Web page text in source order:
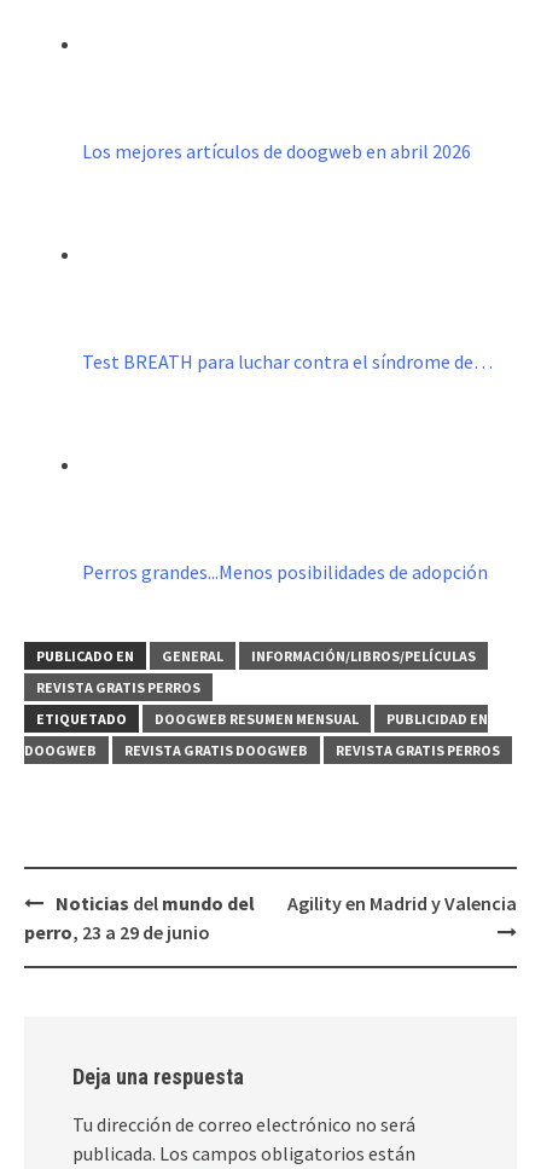
Los mejores artículos de doogweb en abril 2026
Test BREATH para luchar contra el síndrome de…
Perros grandes...Menos posibilidades de adopción
PUBLICADO EN GENERAL
INFORMACIÓN/LIBROS/PELÍCULAS
REVISTA GRATIS PERROS
ETIQUETADO
DOOGWEB RESUMEN MENSUAL
PUBLICIDAD EN
DOOGWEB
REVISTA GRATIS DOOGWEB REVISTA GRATIS PERROS
Navegación
de
entradas
Noticias del mundo del
perro, 23 a 29 de junio
Agility en Madrid y Valencia
Deja una respuesta
Tu dirección de correo electrónico no será
publicada. Los campos obligatorios están